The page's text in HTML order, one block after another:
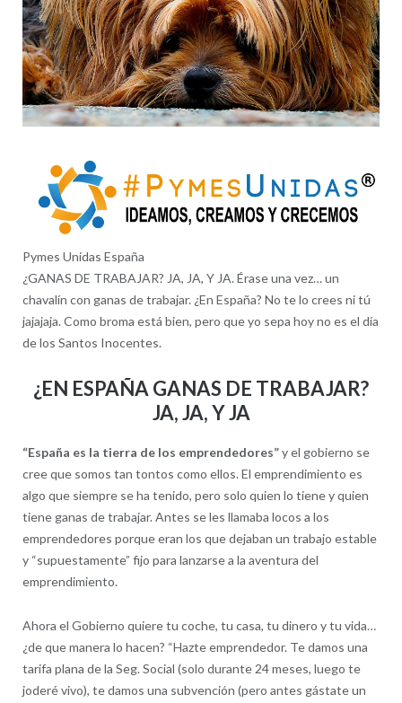
Pymes Unidas España
¿GANAS DE TRABAJAR? JA, JA, Y JA. Érase una vez… un
chavalín con ganas de trabajar. ¿En España? No te lo crees ni tú
jajajaja. Como broma está bien, pero que yo sepa hoy no es el día
de los Santos Inocentes.
¿EN ESPAÑA GANAS DE TRABAJAR?
JA, JA, Y JA
“España es la tierra de los emprendedores”y el gobierno se
cree que somos tan tontos como ellos. El emprendimiento es
algo que siempre se ha tenido, pero solo quien lo tiene y quien
tiene ganas de trabajar. Antes se les llamaba locos a los
emprendedores porque eran los que dejaban un trabajo estable
y “supuestamente” fijo para lanzarse a la aventura del
emprendimiento.
Ahora el Gobierno quiere tu coche, tu casa, tu dinero y tu vida…
¿de que manera lo hacen? “Hazte emprendedor. Te damos una
tarifa plana de la Seg. Social (solo durante 24 meses, luego te
joderé vivo), te damos una subvención (pero antes gástate un